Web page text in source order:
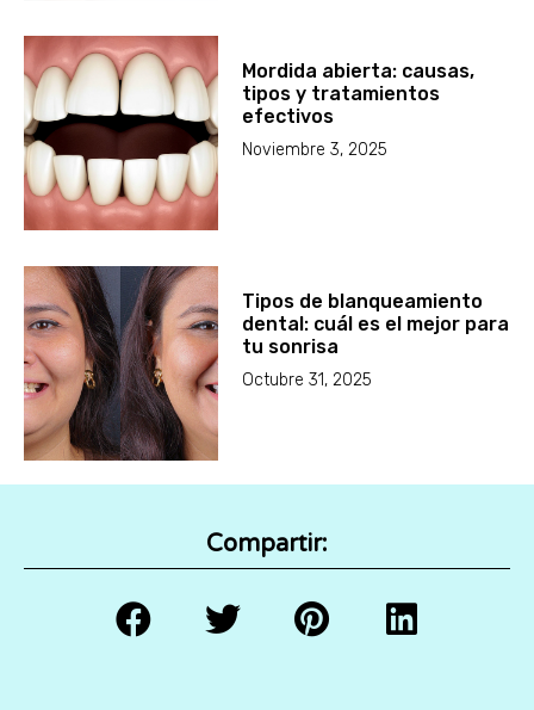
Mordida abierta: causas,
tipos y tratamientos
efectivos
Noviembre 3, 2025
Tipos de blanqueamiento
dental: cuál es el mejor para
tu sonrisa
Octubre 31, 2025
Compartir: